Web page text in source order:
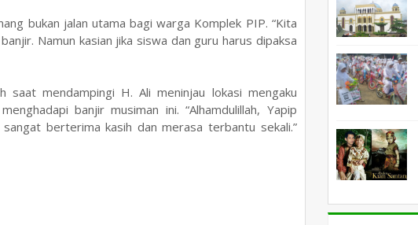
bukan jalan utama bagi warga Komplek PIP. “Kita
Namun kasian jika siswa dan guru harus dipaksa
saat mendampingi H. Ali meninjau lokasi mengaku
banjir musiman ini. “Alhamdulillah, Yapip
berterima kasih dan merasa terbantu sekali.”